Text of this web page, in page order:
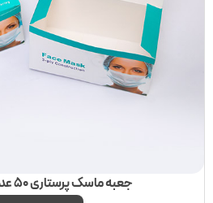
جعبه ماسک پرستاری 50 عددی (بزرگسال)